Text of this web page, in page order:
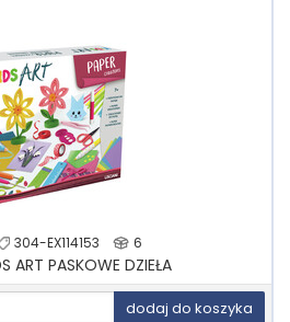
304-EX114153 6
ART PASKOWE DZIEŁA
dodaj do koszyka